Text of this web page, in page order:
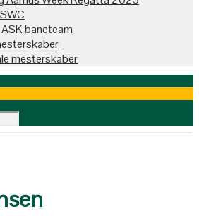
ASK baneteam
mesterskaber